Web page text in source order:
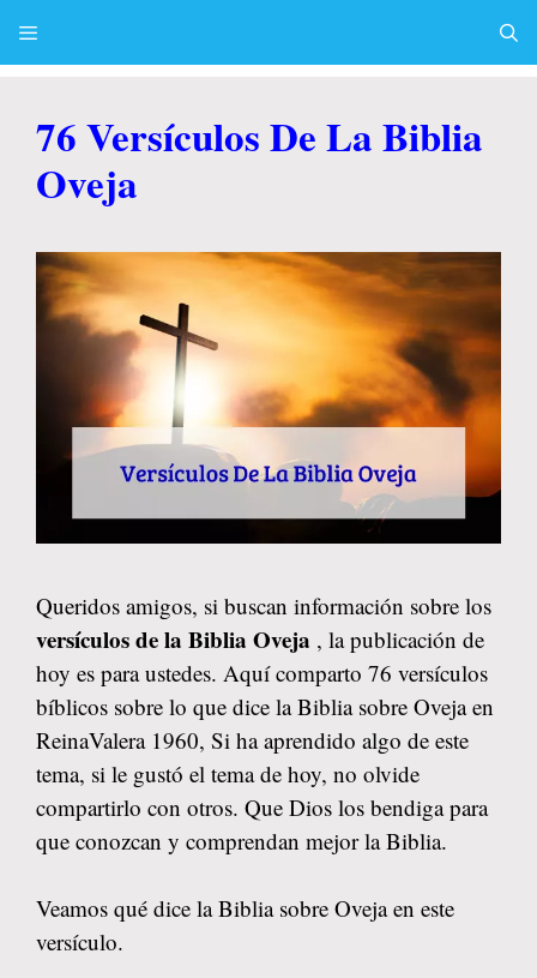
76 Versículos De La Biblia
Oveja
Queridos amigos, si buscan información sobre los
versículos de la Biblia Oveja , la publicación de
hoy es para ustedes. Aquí comparto 76 versículos
bíblicos sobre lo que dice la Biblia sobre Oveja en
ReinaValera 1960, Si ha aprendido algo de este
tema, si le gustó el tema de hoy, no olvide
compartirlo con otros. Que Dios los bendiga para
que conozcan y comprendan mejor la Biblia.
Veamos qué dice la Biblia sobre Oveja en este
versículo.